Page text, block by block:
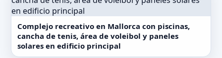
Complejo recreativo en Mallorca con piscinas,
cancha de tenis, área de voleibol y paneles
solares en edificio principal